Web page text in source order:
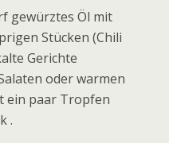
gewürztes Öl mit
Stücken (Chili
Gerichte
oder warmen
ein paar Tropfen
.